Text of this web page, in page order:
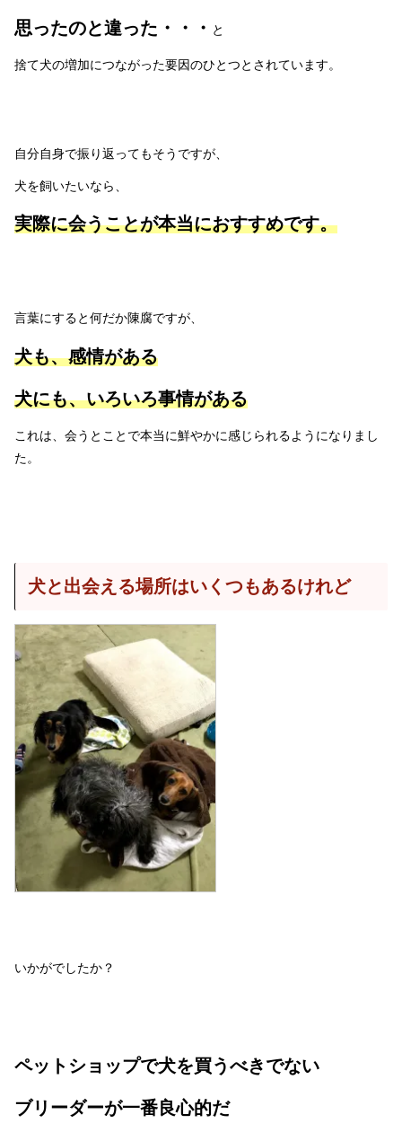
思ったのと違った・・・ と
捨て犬の増加につながった要因のひとつとされています。
自分自身で振り返ってもそうですが、
犬を飼いたいなら、
実際に会うことが本当におすすめです。
言葉にすると何だか陳腐ですが、
犬も、感情がある
犬にも、いろいろ事情がある
これは、会うとことで本当に鮮やかに感じられるようになりまし
た。
犬と出会える場所はいくつもあるけれど
いかがでしたか？
ペットショップで犬を買うべきでない
ブリーダーが一番良心的だ